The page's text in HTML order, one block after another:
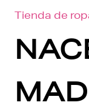
Tienda de